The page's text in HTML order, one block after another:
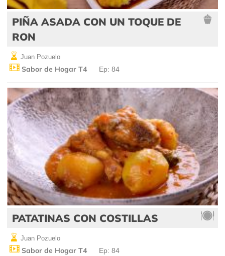
PIÑA ASADA CON UN TOQUE DE
RON
Juan Pozuelo
Sabor de Hogar T4 Ep: 84
PATATINAS CON COSTILLAS
Juan Pozuelo
Sabor de Hogar T4 Ep: 84